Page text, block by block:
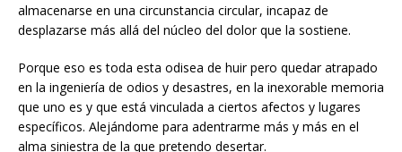
almacenarse en una circunstancia circular, incapaz de
desplazarse más allá del núcleo del dolor que la sostiene.
Porque eso es toda esta odisea de huir pero quedar atrapado
en la ingeniería de odios y desastres, en la inexorable memoria
que uno es y que está vinculada a ciertos afectos y lugares
específicos. Alejándome para adentrarme más y más en el
alma siniestra de la que pretendo desertar.